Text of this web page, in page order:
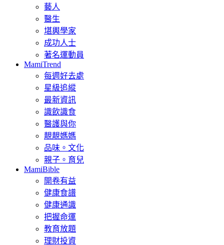
藝人
醫生
堪輿學家
成功人士
著名運動員
MamiTrend
每週好去處
星級追縱
最新資訊
識飲識食
醫護與你
靚靚媽媽
品味。文化
親子。育兒
MamiBible
開卷有益
健康食譜
健康通識
把握命運
教育放題
理財投資